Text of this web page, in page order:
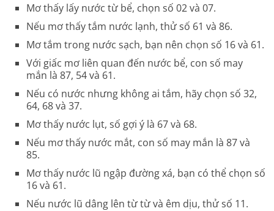
Mơ thấy lấy nước từ bể, chọn số 02 và 07.
Nếu mơ thấy tắm nước lạnh, thử số 61 và 86.
Mơ tắm trong nước sạch, bạn nên chọn số 16 và 61.
Với giấc mơ liên quan đến nước bể, con số may
mắn là 87, 54 và 61.
Nếu có nước nhưng không ai tắm, hãy chọn số 32,
64, 68 và 37.
Mơ thấy nước lụt, số gợi ý là 67 và 68.
Nếu mơ thấy nước mắt, con số may mắn là 87 và
85.
Mơ thấy nước lũ ngập đường xá, bạn có thể chọn số
16 và 61.
Nếu nước lũ dâng lên từ từ và êm dịu, thử số 11.